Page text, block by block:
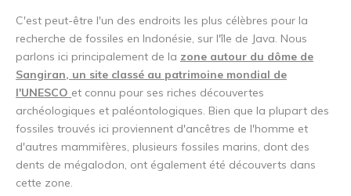
C'est peut-être l'un des endroits les plus célèbres pour la
recherche de fossiles en Indonésie, sur l'île de Java. Nous
parlons ici principalement de la zone autour du dôme de
Sangiran, un site classé au patrimoine mondial de
l'UNESCO et connu pour ses riches découvertes
archéologiques et paléontologiques. Bien que la plupart des
fossiles trouvés ici proviennent d'ancêtres de l'homme et
d'autres mammifères, plusieurs fossiles marins, dont des
dents de mégalodon, ont également été découverts dans
cette zone.